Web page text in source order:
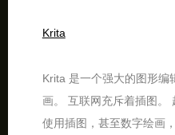
Krita
Krita 是一个强大的图形编
画。 互联网充斥着插图。
使用插图，甚至数字绘画